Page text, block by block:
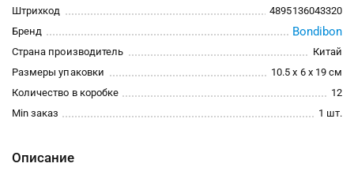
Штрихкод
4895136043320
Бренд
Bondibon
Страна производитель
Китай
Размеры упаковки
10.5 x 6 x 19 см
Количество в коробке
12
Min заказ
1 шт.
Описание